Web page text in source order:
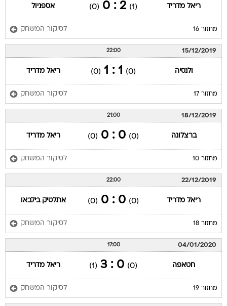
ריאל מדריד (1)
2 : 0
(0) אספניול
מחזור 16 לסיקור המשחק
15/12/2019
22:00
ולנסיה (0)
1 : 1
(0) ריאל מדריד
מחזור 17 לסיקור המשחק
18/12/2019
21:00
ברצלונה (0)
0 : 0
(0) ריאל מדריד
מחזור 10 לסיקור המשחק
22/12/2019
22:00
ריאל מדריד (0)
0 : 0
(0) אתלטיק בילבאו
מחזור 18 לסיקור המשחק
04/01/2020
17:00
חטאפה (0)
0 : 3
(1) ריאל מדריד
מחזור 19 לסיקור המשחק